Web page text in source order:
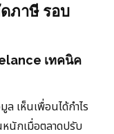
ภาษี รอบ
เทคนิค
เห็นเพื่อนได้กำไร
หนักเมื่อตลาดปรับ